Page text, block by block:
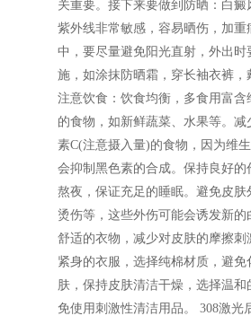
关重要。接下来要做到防晒：白癜
紫外线非常敏感，容易晒伤，加重
中，要尽量避免阳光直射，外出时
施，如涂抹防晒霜，穿长袖衣裤，
注意饮食：饮食均衡，多食用富含
的食物，如新鲜蔬菜、水果等。减
素C(注意摄入量)的食物，因为维
会抑制黑色素的合成。保持良好的
熬夜，保证充足的睡眠。避免皮肤
烫伤等，这些外伤可能会诱发新的
舒适的衣物，减少对皮肤的摩擦刺
紧身的衣服，选择纯棉材质，避免
肤，保持皮肤清洁干燥，选择温和
免使用刺激性清洁用品。 308激光